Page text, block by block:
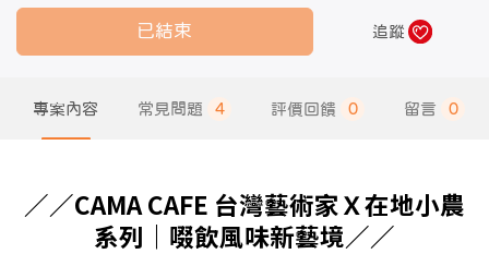
追蹤
已結束
專案內容 常見問題 4 評價回饋 0 留言 0
／／CAMA CAFE 台灣藝術家Ｘ在地小農
系列｜啜飲風味新藝境／／